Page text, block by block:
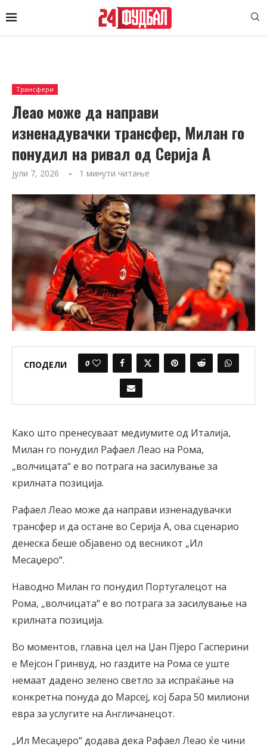
Трансфери
Леао може да направи
изненадувачки трансфер, Милан го
понудил на ривал од Серија А
јули 7, 2026 1 минути читање
СПОДЕЛИ 0
Како што пренесуваат медиумите од Италија,
Милан го понудил Рафаел Леао на Рома,
„волчицата“ е во потрага на засилување за
крилната позиција.
Рафаел Леао може да направи изненадувачки
трансфер и да остане во Серија А, ова сценарио
денеска беше објавено од весникот „Ил
Месаџеро“.
Наводно Милан го понудил Португалецот на
Рома, „волчицата“ е во потрага за засилување на
крилната позиција.
Во моментов, главна цел на Џан Пјеро Гасперини
е Мејсон Гринвуд, но газдите на Рома се уште
немаат дадено зелено светло за испраќање на
конкретна понуда до Марсеј, кој бара 50 милиони
евра за услугите на Англичанецот.
„Ил Месаџеро“ додава дека Рафаел Леао ќе чини